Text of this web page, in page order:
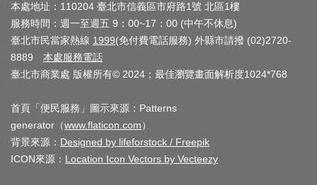
語
詞
彙
臺
本處地址：110204 臺北市信義區市府路1號 北區1樓
服務時間：週一至週五 9：00~17：00 (中午不休息)
臺北市民當家熱線 1999(免付費電話服務) 外縣市請撥 (02)2720-
8889 本處服務電話
臺北市商業處 版權所有© 2024；最佳瀏覽畫面解析度1024*768
首頁「便民服務」圖示來源：Patterns
generator（www.flaticon.com）
背景來源： Designed by lifeforstock / Freepik
ICON來源： Location Icon Vectors by Vecteezy